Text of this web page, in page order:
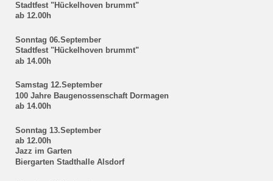
Stadtfest "Hückelhoven brummt"
ab 12.00h
Sonntag 06.September
Stadtfest "Hückelhoven brummt"
ab 14.00h
Samstag 12.September
100 Jahre Baugenossenschaft Dormagen
ab 14.00h
Sonntag 13.September
ab 12.00h
Jazz im Garten
Biergarten Stadthalle Alsdorf